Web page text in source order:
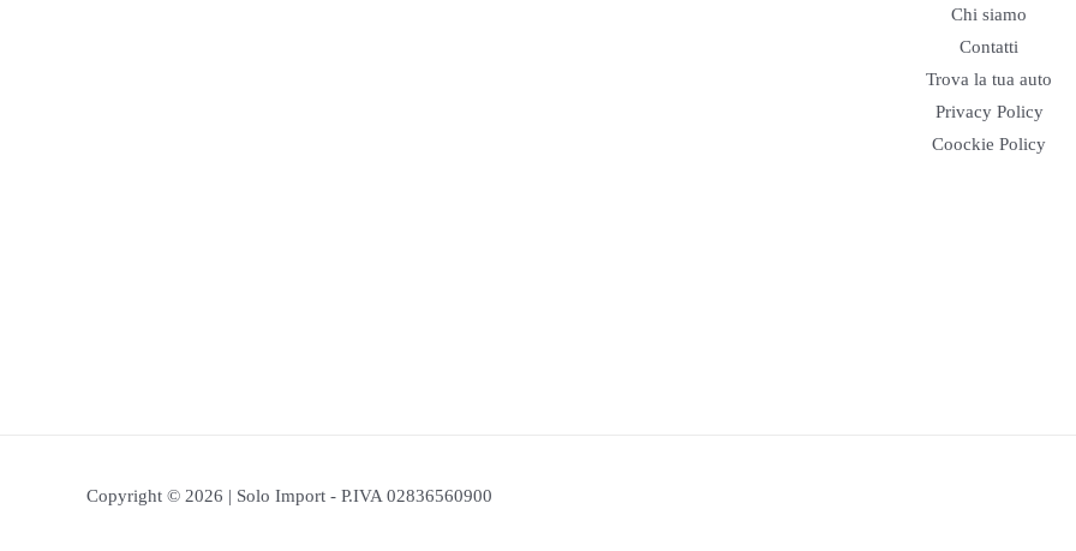
Chi siamo
Contatti
Trova la tua auto
Privacy Policy
Coockie Policy
Copyright © 2026 | Solo Import - P.IVA 02836560900